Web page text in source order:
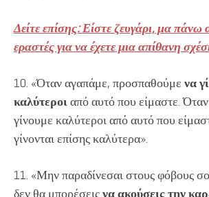
Δείτε επίσης: Είστε ζευγάρι, μα πάνω
εραστές για να έχετε μια απίθανη
10. «Όταν αγαπάμε, προσπαθούμε να
καλύτεροιαπό αυτό που είμαστε.
γίνουμε καλύτεροι από αυτό που
γίνονται επίσης καλύτερα».
11. «Μην παραδίνεσαι στους φόβους
δεν θα μπορέσειςνα ακούσεις την